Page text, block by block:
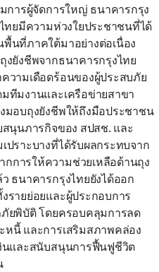
การผู้จัดการใหญ่ ธนาคารกรุง
ทยมีความห่วงใยประชาชนที่ได้
นที่ภาคใต้มาอย่างต่อเนื่อง
งยังชีพจากธนาคารกรุงไทย
วามเดือดร้อนของผู้ประสบภัย
ทีมงานและเครือข่ายสาขา
มอบถุงยังชีพให้ถึงมือประชาชน
นุนภารกิจของ สปสช. และ
ราะบางที่ได้รับผลกระทบจาก
การให้ความช่วยเหลือด้านถุง
ธนาคารกรุงไทยยังได้ออก
รายย่อยและผู้ประกอบการ
ยพิบัติ โดยครอบคลุมการลด
หนี้ และการเสริมสภาพคล่อง
นและสนับสนุนการฟื้นฟูชีวิต